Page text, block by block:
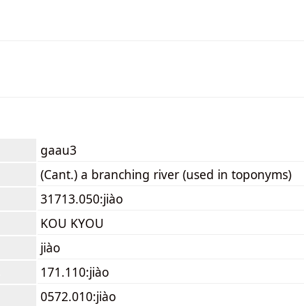
gaau3
(Cant.) a branching river (used in toponyms)
31713.050:jiào
KOU KYOU
jiào
171.110:jiào
0572.010:jiào